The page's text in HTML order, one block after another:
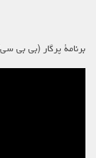
برنامۀ پرگار (بی بی